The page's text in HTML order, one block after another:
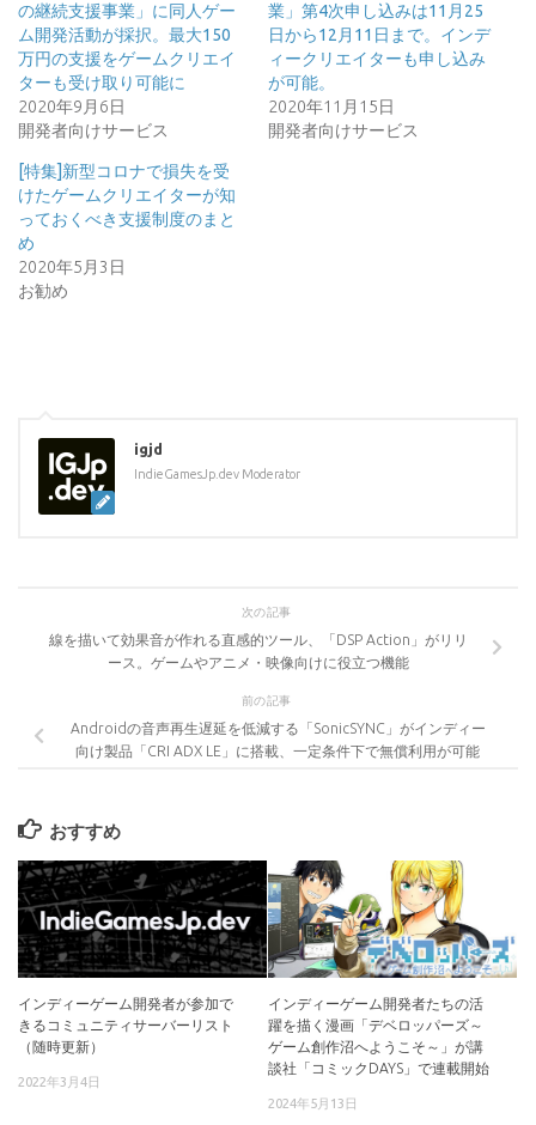
の継続支援事業」に同人ゲー
ム開発活動が採択。最大150
万円の支援をゲームクリエイ
ターも受け取り可能に
2020年9月6日
開発者向けサービス
業」第4次申し込みは11月25
日から12月11日まで。インデ
ィークリエイターも申し込み
が可能。
2020年11月15日
開発者向けサービス
[特集]新型コロナで損失を受
けたゲームクリエイターが知
っておくべき支援制度のまと
め
2020年5月3日
お勧め
igjd
IndieGamesJp.dev Moderator
次の記事
線を描いて効果音が作れる直感的ツール、「DSP Action」がリリ
ース。ゲームやアニメ・映像向けに役立つ機能
前の記事
Androidの音声再生遅延を低減する「SonicSYNC」がインディー
向け製品「CRI ADX LE」に搭載、一定条件下で無償利用が可能
おすすめ
インディーゲーム開発者が参加で
きるコミュニティサーバーリスト
（随時更新）
2022年3月4日
インディーゲーム開発者たちの活
躍を描く漫画「デベロッパーズ～
ゲーム創作沼へようこそ～」が講
談社「コミックDAYS」で連載開始
2024年5月13日